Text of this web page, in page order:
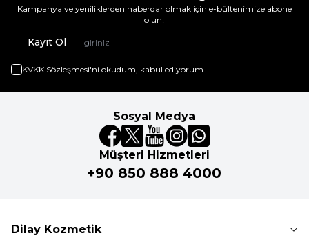
Kampanya ve yeniliklerden haberdar olmak için e-bültenimize abone
olun!
Kayıt Ol
KVKK Sözleşmesi'ni okudum, kabul ediyorum.
Sosyal Medya
Müşteri Hizmetleri
+90 850 888 4000
Dilay Kozmetik